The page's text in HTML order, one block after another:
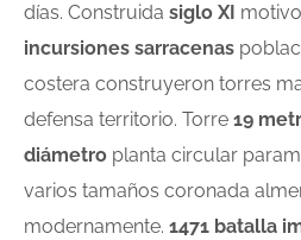
días. Construida siglo XI
incursiones sarracenas
costera construyeron torres
defensa territorio. Torre 19
diámetro planta circular
varios tamaños coronada
modernamente. 1471 batalla